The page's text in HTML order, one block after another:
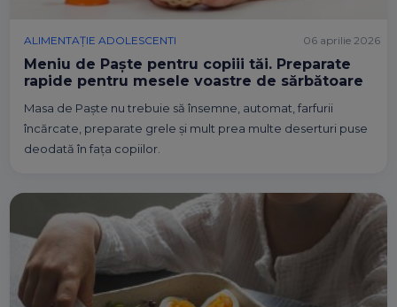
ALIMENTAȚIE ADOLESCENTI
Meniu de Paște pentru copiii tăi. Preparate
rapide pentru mesele voastre de sărbătoare
Masa de Paște nu trebuie să însemne, automat, farfurii
încărcate, preparate grele și mult prea multe deserturi puse
deodată în fața copiilor.
06 aprilie 2026